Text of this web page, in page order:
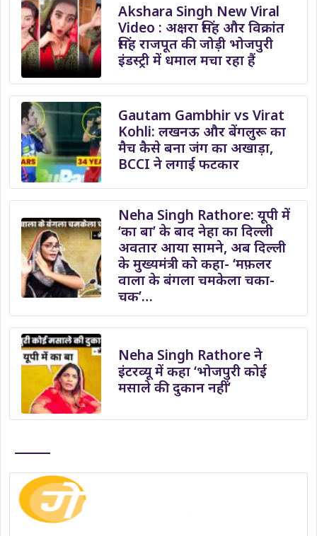
Akshara Singh New Viral
Video : अक्षरा सिंह और विक्रांत
सिंह राजपूत की जोड़ी भोजपुरी
इंडस्ट्री में धमाल मचा रहा हैं
Gautam Gambhir vs Virat
Kohli: लखनऊ और बेंगलुरू का
मैच कैसे बना जंग का अखाड़ा,
BCCI ने लगाई फटकार
Neha Singh Rathore: यूपी में
‘का बा’ के बाद नेहा का दिल्ली
अवतार आया सामने, अब दिल्ली
के मुख्यमंत्री को कहा- ‘मफ़लर
वाला के बंगला चमकेला चका-
चक’…
Neha Singh Rathore ने
इंटरव्यू में कहा ‘भोजपुरी कोई
मसाले की दुकान नहीं’